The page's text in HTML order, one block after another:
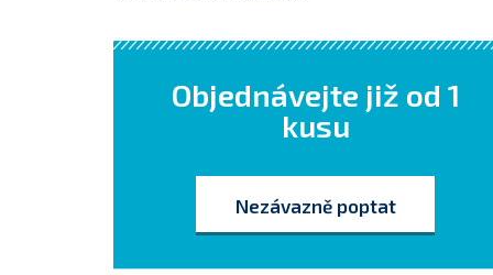
Objednávejte již od 1
kusu
Nezávazně poptat